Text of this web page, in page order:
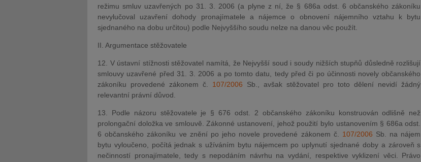
režimu smluv uzavřených po 31. 3. 2006 (a plyne z ní, že § 686a odst. 6 občanského zákoníku
nevylučoval uzavření dohody pronajímatele a nájemce o obnovení nájemního vztahu k bytu
sjednaného na dobu určitou) podle Nejvyššího soudu nelze na danou věc použít.
II. Argumentace stěžovatele
12. V ústavní stížnosti stěžovatel namítá, že Nejvyšší soud i soudy nižších stupňů důsledně rozlišují
smlouvy uzavřené před 31. 3. 2006 a po tomto datu, tedy před či po účinnosti novely občanského
zákoníku provedené zákonem č. 107/2006 Sb., avšak stěžovatel pro toto dělení nevidí žádný
relevantní právní důvod.
13. Podle názoru stěžovatele je § 676 odst. 2 občanského zákoníku konstruován odlišně než
prolongační doložka ve smlouvě. Zákonné ustanovení, jehož použití bylo ustanovením § 686a odst.
6 občanského zákoníku ve znění po jeho novele provedené zákonem č. 107/2006 Sb. na nájem
bytu vyloučeno, počítá jednak s užíváním bytu nájemcem po uplynutí sjednané doby a zároveň s
nečinností pronajímatele, tedy s nepodáním návrhu na vydání, respektive vyklizení věci. Právo